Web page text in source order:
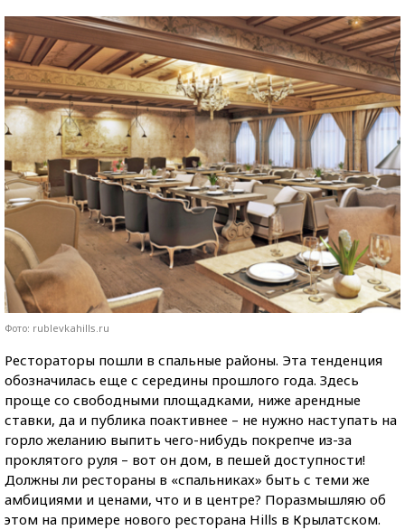
Фото: rublevkahills.ru
Рестораторы пошли в спальные районы. Эта тенденция
обозначилась еще с середины прошлого года. Здесь
проще со свободными площадками, ниже арендные
ставки, да и публика поактивнее – не нужно наступать на
горло желанию выпить чего-нибудь покрепче из-за
проклятого руля – вот он дом, в пешей доступности!
Должны ли рестораны в «спальниках» быть с теми же
амбициями и ценами, что и в центре? Поразмышляю об
этом на примере нового ресторана Hills в Крылатском.